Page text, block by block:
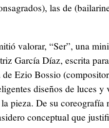
las de
valorar, “Ser”, una
García Díaz, escrita
de Ezio Bossio
diseños de luces y
pieza. De su coreografía
conceptual que